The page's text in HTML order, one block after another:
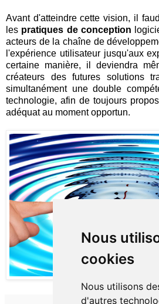
Nous
cookies
Nous utilisons
d'autres
Avant d'atteindre cette vision, il
les pratiques de conception
acteurs de la chaîne de
l'expérience utilisateur jusqu'aux
certaine manière, il deviendra
créateurs des futures solutions
simultanément une double
technologie, afin de toujours
adéquat au moment opportun.